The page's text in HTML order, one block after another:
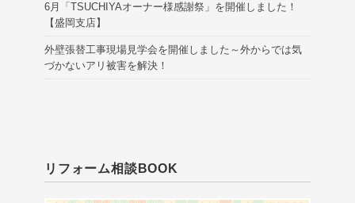
6月「TSUCHIYAオーナー様感謝祭」を開催しました！
【盛岡支店】
外壁張替工事現場見学会を開催しました～外からでは気
づかないアリ被害を解決！
リフォーム相談BOOK